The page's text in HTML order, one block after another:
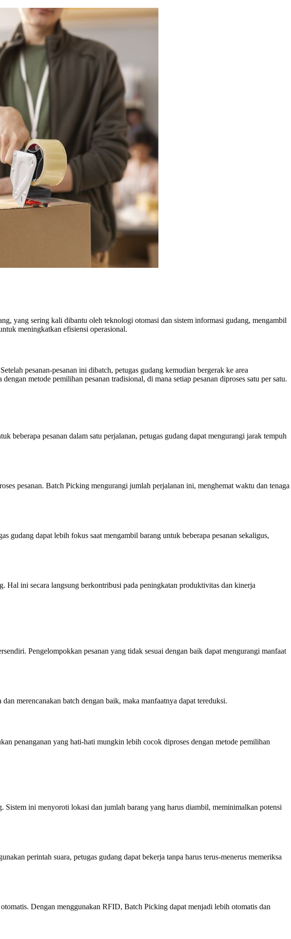
yang sering kali dibantu oleh teknologi otomasi dan sistem informasi gudang, mengambil
meningkatkan efisiensi operasional.
pesanan-pesanan ini dibatch, petugas gudang kemudian bergerak ke area
metode pemilihan pesanan tradisional, di mana setiap pesanan diproses satu per satu.
pesanan dalam satu perjalanan, petugas gudang dapat mengurangi jarak tempuh
pesanan. Batch Picking mengurangi jumlah perjalanan ini, menghemat waktu dan tenaga
gudang dapat lebih fokus saat mengambil barang untuk beberapa pesanan sekaligus,
Hal ini secara langsung berkontribusi pada peningkatan produktivitas dan kinerja
Pengelompokkan pesanan yang tidak sesuai dengan baik dapat mengurangi manfaat
merencanakan batch dengan baik, maka manfaatnya dapat tereduksi.
penanganan yang hati-hati mungkin lebih cocok diproses dengan metode pemilihan
ini menyoroti lokasi dan jumlah barang yang harus diambil, meminimalkan potensi
perintah suara, petugas gudang dapat bekerja tanpa harus terus-menerus memeriksa
Dengan menggunakan RFID, Batch Picking dapat menjadi lebih otomatis dan